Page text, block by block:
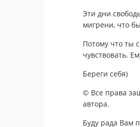
Эти дни
мигрени, что
Потому что ты
чувствовать.
Береги себя)
© Все права
автора.
Буду рада Вам